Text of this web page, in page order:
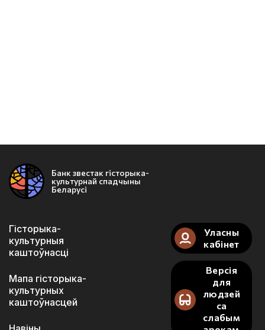
Банк звестак гісторыка-
культурнай спадчыны
Беларусі
Гісторыка-
культурныя
каштоўнасці
Мапа гісторыка-
культурных
каштоўнасцей
Уласны
кабінет
Версія
для
людзей
са
слабым